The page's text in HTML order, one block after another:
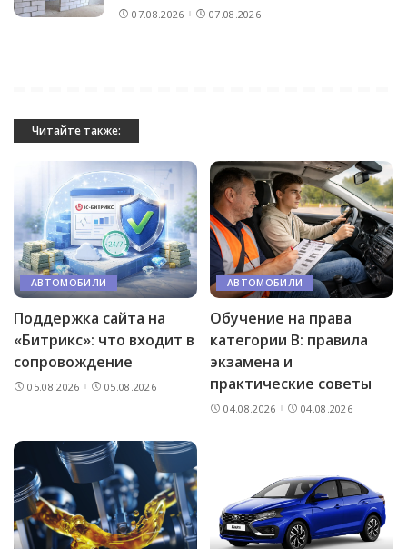
07.08.2026 07.08.2026
Читайте также:
АВТОМОБИЛИ
Поддержка сайта на
«Битрикс»: что входит в
сопровождение
05.08.2026 05.08.2026
АВТОМОБИЛИ
Обучение на права
категории B: правила
экзамена и
практические советы
04.08.2026 04.08.2026